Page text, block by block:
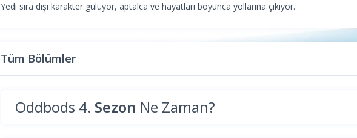
Yedi sıra dışı karakter gülüyor, aptalca ve hayatları boyunca yollarına çıkıyor.
Tüm Bölümler
Oddbods 4. Sezon Ne Zaman?